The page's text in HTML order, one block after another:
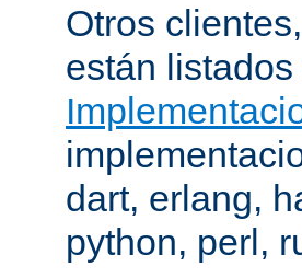
Otros
están
dart, erlang,
python, perl,